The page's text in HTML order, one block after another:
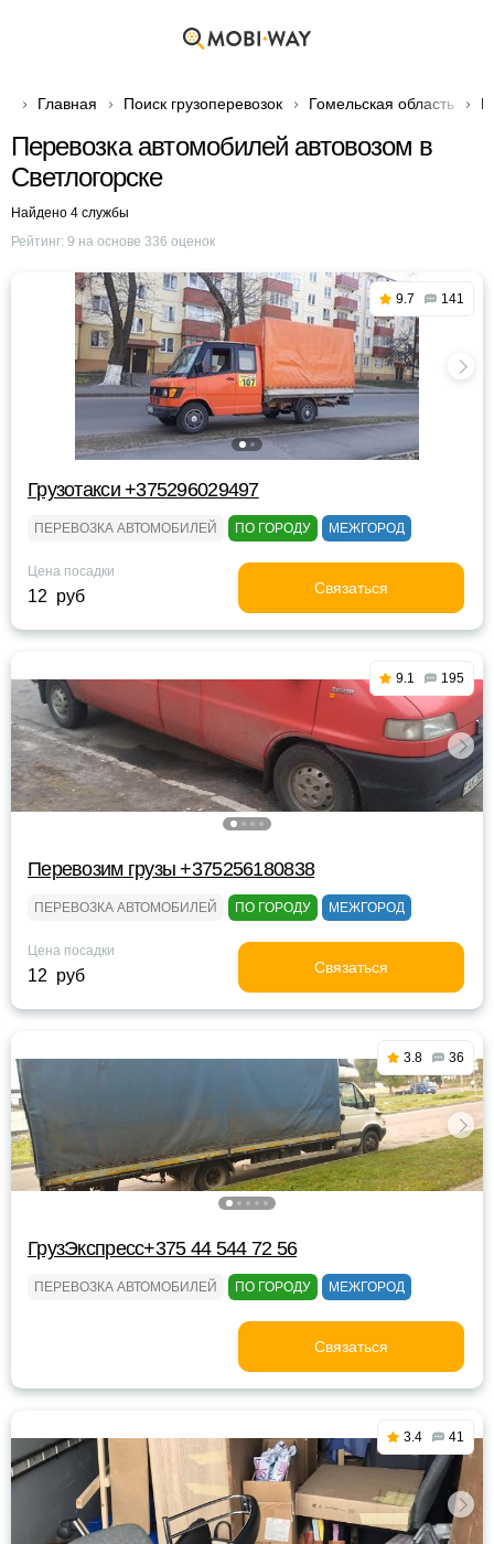
Главная Поиск грузоперевозок Гомельская область
Перевозка автомобилей автовозом в
Светлогорске
Найдено 4 службы
Рейтинг: 9 на основе 336 оценок
9.7 141
Грузотакси +375296029497
ПЕРЕВОЗКА АВТОМОБИЛЕЙ ПО ГОРОДУ МЕЖГОРОД
Цена посадки
12 руб Связаться
9.1 195
Перевозим грузы +375256180838
ПЕРЕВОЗКА АВТОМОБИЛЕЙ ПО ГОРОДУ МЕЖГОРОД
Цена посадки
12 руб Связаться
3.8 36
ГрузЭкспресс+375 44 544 72 56
ПЕРЕВОЗКА АВТОМОБИЛЕЙ ПО ГОРОДУ МЕЖГОРОД
Связаться
3.4 41